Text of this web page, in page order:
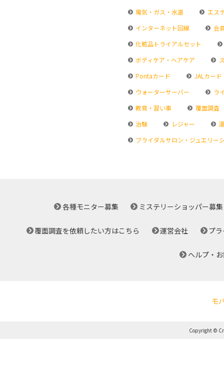
電気・ガス・水道
エス
インターネット回線
会
化粧品トライアルセット
ボディケア・ヘアケア
Pontaカード
JALカード
ウォーターサーバー
ラ
教育・習い事
覆面調査
治験
レジャー
ブライダルサロン・ジュエリー
各種モニター募集 ミステリーショッパー募集
覆面調査を依頼したい方はこちら 運営会社 プ
ヘルプ・
モ
Copyright ©